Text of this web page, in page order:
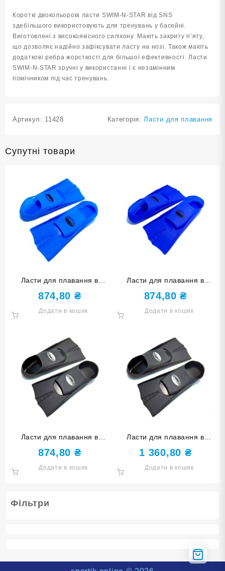
Фільтри
кількість
Короткі двокольорові ласти SWIM-N-STAR від SNS
здебільшого використовують для тренувань у басейні.
Виготовлені з високоякісного силікону. Мають закриту п’яту,
що дозволяє надійно зафіксувати ласту на нозі. Також мають
додаткові ребра жорсткості для більшої ефективності. Ласти
SWIM-N-STAR зручні у використанні і є незамінним
помічником під час тренувань.
Артикул: 11428 Категорія:Ласти для плавання
Супутні товари
Ласти для плавання в
басейні SNS. Розмір 27-29.
Колір блакитний TE-2737-1-
2729-Г
874,80 ₴
Додати в кошик
Ласти для плавання в
басейні SNS. Розмір 27-29.
Колір синій TE-2737-1-
2729-С
874,80₴
Додати в кошик
Ласти для плавання в
басейні SNS. Розмір 33-35.
Колір чорний TE-2737-1-
3335-Ч
874,80 ₴
Додати в кошик
Ласти для плавання в
басейні SNS. Розмір 45-47.
Колір чорний TE-2737-1-
4547-Ч
1 360,80 ₴
Додати в кошик